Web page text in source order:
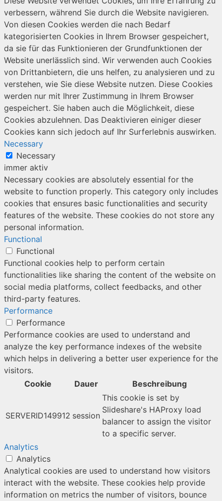
verbessern, während Sie durch die Website navigieren.
Von diesen Cookies werden die nach Bedarf
kategorisierten Cookies in Ihrem Browser gespeichert,
da sie für das Funktionieren der Grundfunktionen der
Website unerlässlich sind. Wir verwenden auch Cookies
von Drittanbietern, die uns helfen, zu analysieren und zu
verstehen, wie Sie diese Website nutzen. Diese Cookies
werden nur mit Ihrer Zustimmung in Ihrem Browser
gespeichert. Sie haben auch die Möglichkeit, diese
Cookies abzulehnen. Das Deaktivieren einiger dieser
Cookies kann sich jedoch auf Ihr Surferlebnis auswirken.
Necessary
Necessary
immer aktiv
Necessary cookies are absolutely essential for the
website to function properly. This category only includes
cookies that ensures basic functionalities and security
features of the website. These cookies do not store any
personal information.
Functional
Functional
Functional cookies help to perform certain
functionalities like sharing the content of the website on
social media platforms, collect feedbacks, and other
third-party features.
Performance
Performance
Performance cookies are used to understand and
analyze the key performance indexes of the website
which helps in delivering a better user experience for the
visitors.
Cookie
Dauer Beschreibung
SERVERID149912 session
This cookie is set by
Slideshare's HAProxy load
balancer to assign the visitor
to a specific server.
Analytics
Analytics
Analytical cookies are used to understand how visitors
interact with the website. These cookies help provide
information on metrics the number of visitors, bounce